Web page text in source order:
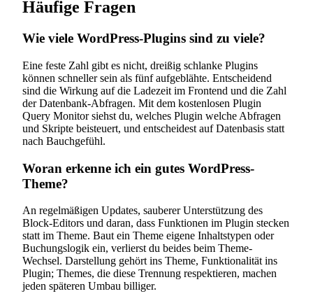
Häufige Fragen
Wie viele WordPress-Plugins sind zu viele?
Eine feste Zahl gibt es nicht, dreißig schlanke Plugins
können schneller sein als fünf aufgeblähte. Entscheidend
sind die Wirkung auf die Ladezeit im Frontend und die Zahl
der Datenbank-Abfragen. Mit dem kostenlosen Plugin
Query Monitor siehst du, welches Plugin welche Abfragen
und Skripte beisteuert, und entscheidest auf Datenbasis statt
nach Bauchgefühl.
Woran erkenne ich ein gutes WordPress-
Theme?
An regelmäßigen Updates, sauberer Unterstützung des
Block-Editors und daran, dass Funktionen im Plugin stecken
statt im Theme. Baut ein Theme eigene Inhaltstypen oder
Buchungslogik ein, verlierst du beides beim Theme-
Wechsel. Darstellung gehört ins Theme, Funktionalität ins
Plugin; Themes, die diese Trennung respektieren, machen
jeden späteren Umbau billiger.